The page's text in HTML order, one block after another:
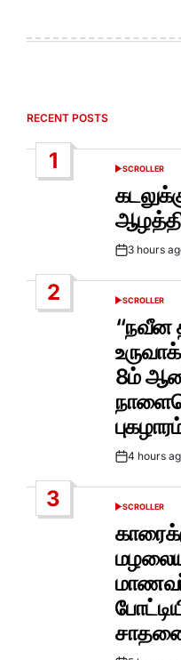
RECENT POSTS
1
POSTED
SCROLLER
Post3 hours
2
POSTED
SCROLLER
“நவீன
8ம்
Post4 hours
3
POSTED
SCROLLER